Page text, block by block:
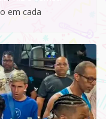
em cada